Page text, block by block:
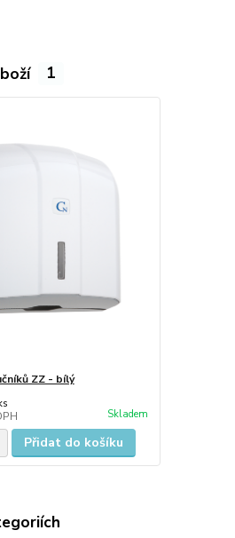
1
ZZ - bílý
Skladem
Přidat do košíku